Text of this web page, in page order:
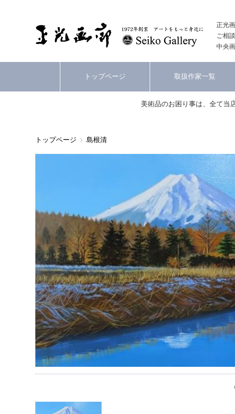
正光
ご相
中央
トップページ 取扱作家一覧
美術品のお困り事は、全て当
トップページ 島根清